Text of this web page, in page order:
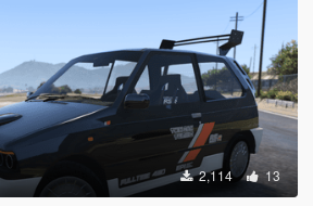
2,114 13